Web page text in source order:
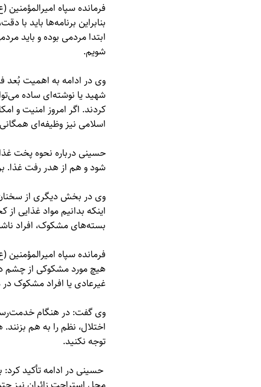
فرمانده سپاه
بنابراین برنامه‌ها باید
ابتدا مردمی بوده و باید
شویم.
وی در ادامه به اهمیت
شهید یا نوشته‌ای ساده
کردند. اگر امروز امنیت و
اسلامی نیز وظیفه‌ای
حسینی درباره نحوه پخت
شود و هم از هدر رفت غذا.
وی در بخش دیگری از سخنان
اینکه بدانیم مواد غذایی
بسته‌های مشکوک، افراد
فرمانده سپاه
هیچ مورد مشکوکی از چشم
غیرعادی یا افراد مشکوک
وی گفت: در هنگام
اختلال، نظم را به هم
توجه نکنید.
حسینی در ادامه تأکید